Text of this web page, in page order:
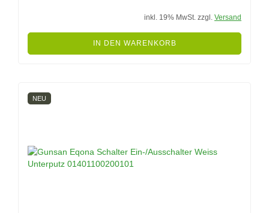
inkl. 19% MwSt. zzgl. Versand
IN DEN WARENKORB
NEU